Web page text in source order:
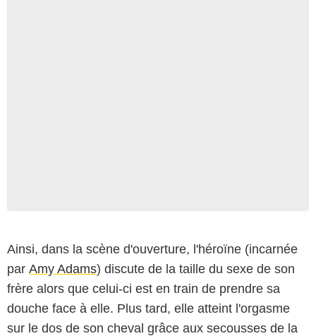
Ainsi, dans la scène d'ouverture, l'héroïne (incarnée
par Amy Adams) discute de la taille du sexe de son
frère alors que celui-ci est en train de prendre sa
douche face à elle. Plus tard, elle atteint l'orgasme
sur le dos de son cheval grâce aux secousses de la